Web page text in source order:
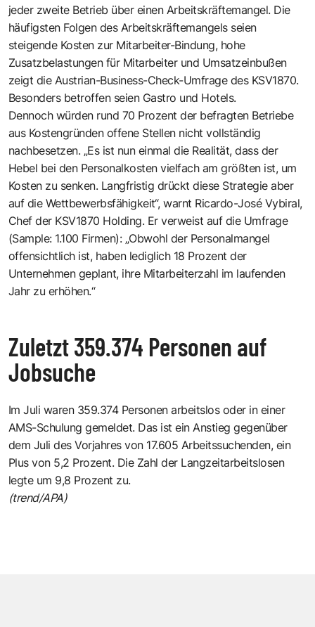
jeder zweite Betrieb über einen Arbeitskräftemangel. Die
häufigsten Folgen des Arbeitskräftemangels seien
steigende Kosten zur Mitarbeiter-Bindung, hohe
Zusatzbelastungen für Mitarbeiter und Umsatzeinbußen
zeigt die Austrian-Business-Check-Umfrage des KSV1870.
Besonders betroffen seien Gastro und Hotels.
Dennoch würden rund 70 Prozent der befragten Betriebe
aus Kostengründen offene Stellen nicht vollständig
nachbesetzen. „Es ist nun einmal die Realität, dass der
Hebel bei den Personalkosten vielfach am größten ist, um
Kosten zu senken. Langfristig drückt diese Strategie aber
auf die Wettbewerbsfähigkeit“, warnt Ricardo-José Vybiral,
Chef der KSV1870 Holding. Er verweist auf die Umfrage
(Sample: 1.100 Firmen): „Obwohl der Personalmangel
offensichtlich ist, haben lediglich 18 Prozent der
Unternehmen geplant, ihre Mitarbeiterzahl im laufenden
Jahr zu erhöhen.“
Zuletzt 359.374 Personen auf
Jobsuche
Im Juli waren 359.374 Personen arbeitslos oder in einer
AMS-Schulung gemeldet. Das ist ein Anstieg gegenüber
dem Juli des Vorjahres von 17.605 Arbeitssuchenden, ein
Plus von 5,2 Prozent. Die Zahl der Langzeitarbeitslosen
legte um 9,8 Prozent zu.
(trend/APA)